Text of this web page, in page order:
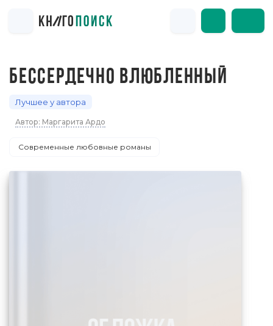
БЕССЕРДЕЧНО ВЛЮБЛЕННЫЙ
Лучшее у автора
Автор: Маргарита Ардо
Современные любовные романы